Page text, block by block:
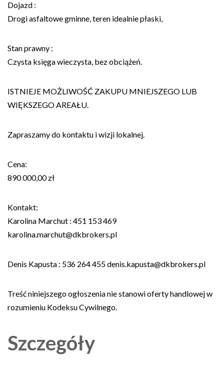
Dojazd :
Drogi asfaltowe gminne, teren idealnie płaski,
Stan prawny :
Czysta księga wieczysta, bez obciążeń.
ISTNIEJE MOŻLIWOŚĆ ZAKUPU MNIEJSZEGO LUB
WIĘKSZEGO AREAŁU.
Zapraszamy do kontaktu i wizji lokalnej.
Cena:
890 000,00 zł
Kontakt:
Karolina Marchut : 451 153 469
karolina.marchut@dkbrokers.pl
Denis Kapusta : 536 264 455 denis.kapusta@dkbrokers.pl
Treść niniejszego ogłoszenia nie stanowi oferty handlowej w
rozumieniu Kodeksu Cywilnego.
Szczegóły